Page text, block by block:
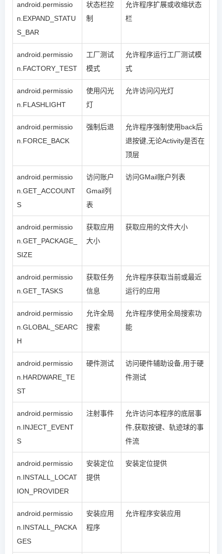
android.permissio
n.EXPAND_STATU
S_BAR
状态栏控
制
允许程序扩展或收缩状态
栏
android.permissio
n.FACTORY_TEST
工厂测试
模式
允许程序运行工厂测试模
式
android.permissio
n.FLASHLIGHT
使用闪光
灯
允许访问闪光灯
android.permissio
n.FORCE_BACK
强制后退
允许程序强制使用back后
退按键,无论Activity是否在
顶层
android.permissio
n.GET_ACCOUNT
S
访问账户
Gmail列
表
访问GMail账户列表
android.permissio
n.GET_PACKAGE_
SIZE
获取应用
大小
获取应用的文件大小
android.permissio
n.GET_TASKS
获取任务
信息
允许程序获取当前或最近
运行的应用
android.permissio
n.GLOBAL_SEARC
H
允许全局
搜索
允许程序使用全局搜索功
能
android.permissio
n.HARDWARE_TE
ST
硬件测试
访问硬件辅助设备,用于硬
件测试
android.permissio
n.INJECT_EVENT
S
注射事件
允许访问本程序的底层事
件,获取按键、轨迹球的事
件流
android.permissio
n.INSTALL_LOCAT
ION_PROVIDER
安装定位
提供
安装定位提供
android.permissio
n.INSTALL_PACKA
GES
安装应用
程序
允许程序安装应用